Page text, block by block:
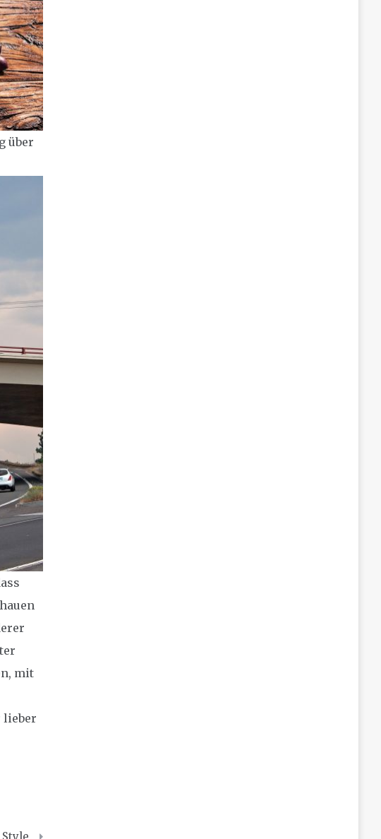
über
mit
lieber